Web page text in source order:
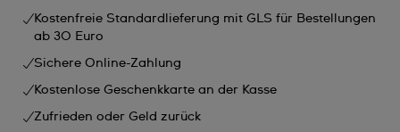
Kostenfreie Standardlieferung mit GLS für Bestellungen
ab 30 Euro
Sichere Online-Zahlung
Kostenlose Geschenkkarte an der Kasse
Zufrieden oder Geld zurück